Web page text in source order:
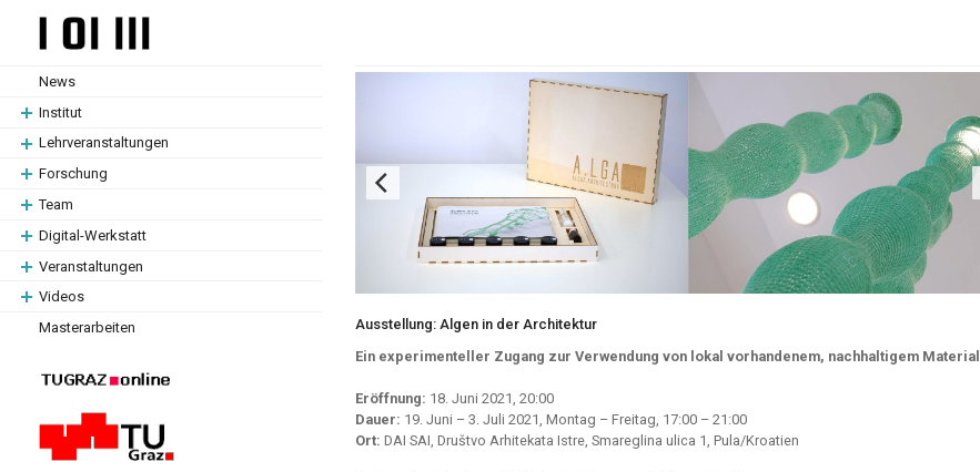
springen
springen
News
Institut
Lehrveranstaltungen
Forschung
Team
Digital-Werkstatt
Veranstaltungen
Videos
Masterarbeiten
Ausstellung: Algen in der Architektur
Ein experimenteller Zugang zur Verwendung von lokal vorhandenem, nachhaltigem Material
Eröffnung: 18. Juni 2021, 20:00
Dauer: 19. Juni – 3. Juli 2021, Montag – Freitag, 17:00 – 21:00
Ort: DAI SAI, Društvo Arhitekata Istre, Smareglina ulica 1, Pula/Kroatien